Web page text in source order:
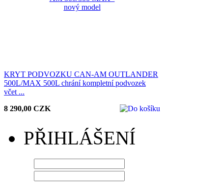
KRYT PODVOZKU CAN-AM OUTLANDER
500L/MAX 500L chrání kompletní podvozek
včet ...
8 290,00 CZK
PŘIHLÁŠENÍ